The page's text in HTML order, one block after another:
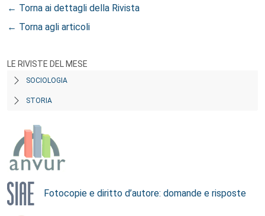
← Torna ai dettagli della Rivista
← Torna agli articoli
LE RIVISTE DEL MESE
SOCIOLOGIA
STORIA
Fotocopie e diritto d’autore: domande e risposte